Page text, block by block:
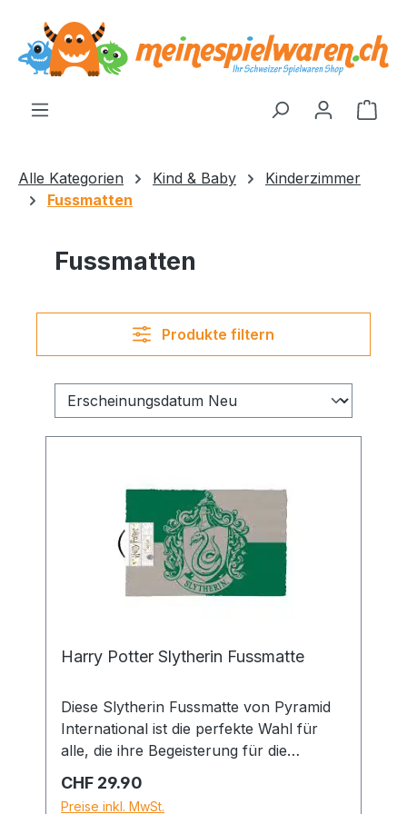
springen
Alle Kategorien Kind & Baby
Kinderzimmer
Fussmatten
Fussmatten
Produkte filtern
Harry Potter Slytherin Fussmatte
Diese Slytherin Fussmatte von Pyramid
International ist die perfekte Wahl für
alle, die ihre Begeisterung für die
Haustür zeigen möchten. Inspiriert vom
Regulärer Preis:
CHF 29.90
Preise inkl. MwSt.